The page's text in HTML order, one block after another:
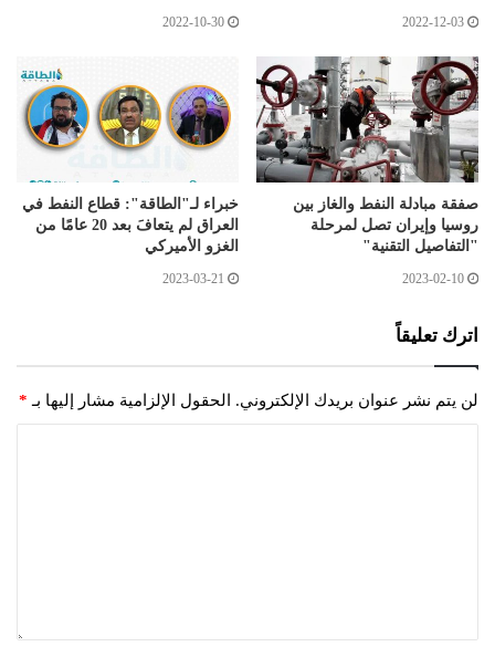
2022-12-03
2022-10-30
صفقة مبادلة النفط والغاز بين
روسيا وإيران تصل لمرحلة
"التفاصيل التقنية"
2023-02-10
خبراء لـ"الطاقة": قطاع النفط في
العراق لم يتعافَ بعد 20 عامًا من
الغزو الأميركي
2023-03-21
اترك تعليقاً
لن يتم نشر عنوان بريدك الإلكتروني. الحقول الإلزامية مشار إليها بـ *